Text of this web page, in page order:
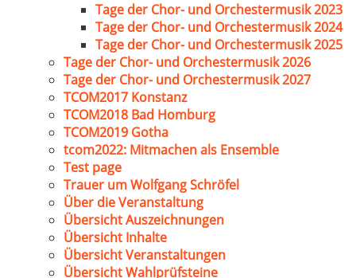
Tage der Chor- und Orchestermusik 2023
Tage der Chor- und Orchestermusik 2024
Tage der Chor- und Orchestermusik 2025
Tage der Chor- und Orchestermusik 2026
Tage der Chor- und Orchestermusik 2027
TCOM2017 Konstanz
TCOM2018 Bad Homburg
TCOM2019 Gotha
tcom2022: Mitmachen als Ensemble
Test page
Trauer um Wolfgang Schröfel
Über die Veranstaltung
Übersicht Auszeichnungen
Übersicht Inhalte
Übersicht Veranstaltungen
Übersicht Wahlprüfsteine